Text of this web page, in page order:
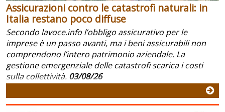
Assicurazioni contro le catastrofi naturali: in
Italia restano poco diffuse
Secondo lavoce.info l’obbligo assicurativo per le
imprese è un passo avanti, ma i beni assicurabili non
comprendono l’intero patrimonio aziendale. La
gestione emergenziale delle catastrofi scarica i costi
sulla collettività. 03/08/26